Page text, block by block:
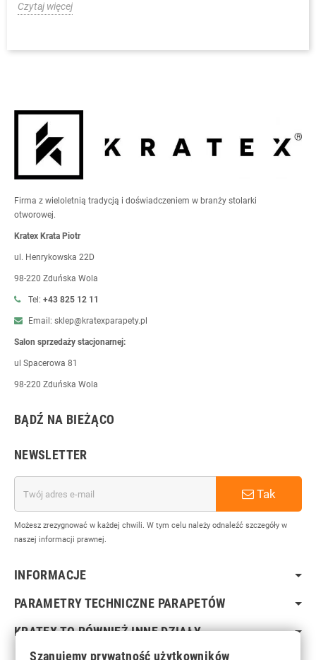
Czytaj więcej
Firma z wieloletnią tradycją i doświadczeniem w branży stolarki
otworowej.
Kratex Krata Piotr
ul. Henrykowska 22D
98-220 Zduńska Wola
Tel: +43 825 12 11
Email: sklep@kratexparapety.pl
Salon sprzedaży stacjonarnej:
ul Spacerowa 81
98-220 Zduńska Wola
BĄDŹ NA BIEŻĄCO
NEWSLETTER
Tak
Możesz zrezygnować w każdej chwili. W tym celu należy odnaleźć szczegóły w
naszej informacji prawnej.
INFORMACJE
PARAMETRY TECHNICZNE PARAPETÓW
KRATEX TO RÓWNIEŻ INNE DZIAŁY
Szanujemy prywatność użytkowników